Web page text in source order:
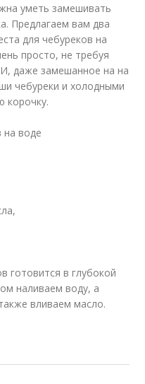
уметь замешивать
Предлагаем вам два
для чебуреков на
просто, не требуя
даже замешанное на на
чебуреки и холодными
корочку.
на воде
готовится в глубокой
наливаем воду, а
вливаем масло.